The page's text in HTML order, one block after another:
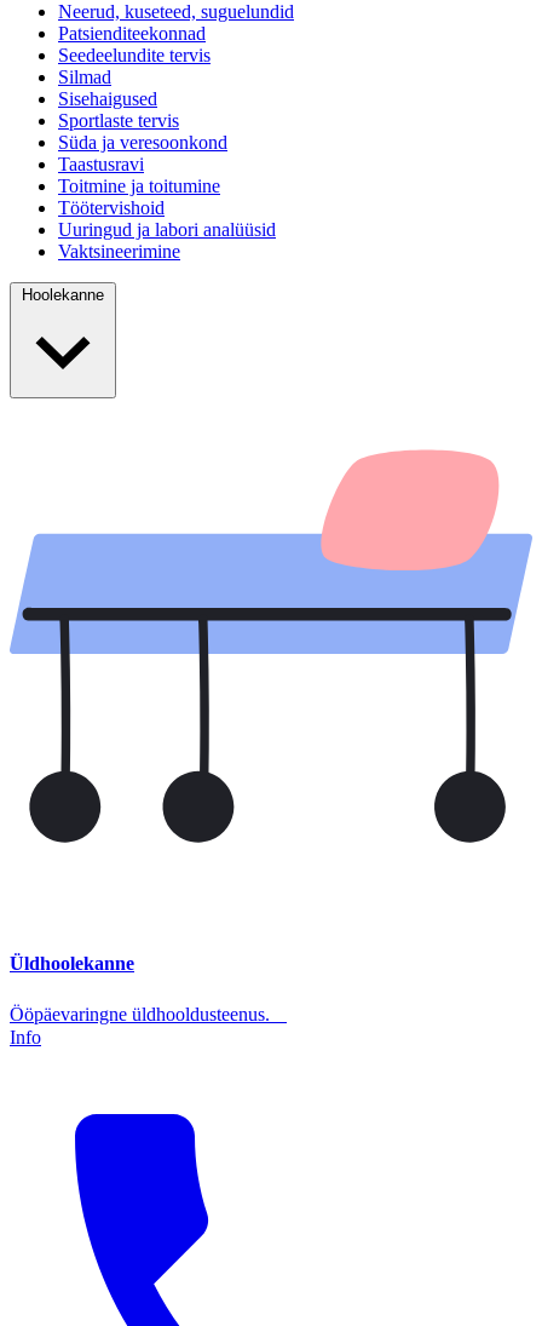
Neerud, kuseteed, suguelundid
Patsienditeekonnad
Seedeelundite tervis
Silmad
Sisehaigused
Sportlaste tervis
Süda ja veresoonkond
Taastusravi
Toitmine ja toitumine
Töötervishoid
Uuringud ja labori analüüsid
Vaktsineerimine
Hoolekanne
Üldhoolekanne
Ööpäevaringne üldhooldusteenus.
Info